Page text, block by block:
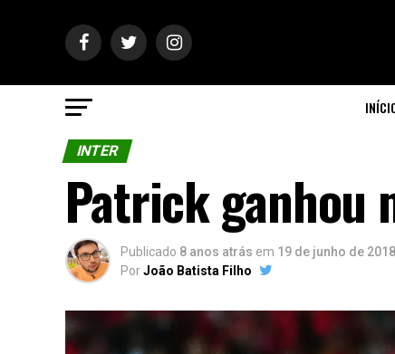
INTER
Patrick ganhou
Publicado 8 anos atrás em 19 de junho de 2018
PorJoão Batista Filho